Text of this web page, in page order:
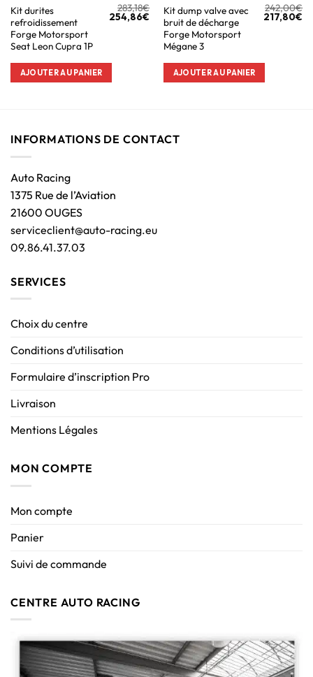
Kit durites
refroidissement
Forge Motorsport
Seat Leon Cupra 1P
283,18€
254,86€
AJOUTER AU PANIER
Kit dump valve avec
bruit de décharge
Forge Motorsport
Mégane 3
242,00€
217,80€
AJOUTER AU PANIER
INFORMATIONS DE CONTACT
Auto Racing
1375 Rue de l’Aviation
21600 OUGES
serviceclient@auto-racing.eu
09.86.41.37.03
SERVICES
Choix du centre
Conditions d’utilisation
Formulaire d’inscription Pro
Livraison
Mentions Légales
MON COMPTE
Mon compte
Panier
Suivi de commande
CENTRE AUTO RACING